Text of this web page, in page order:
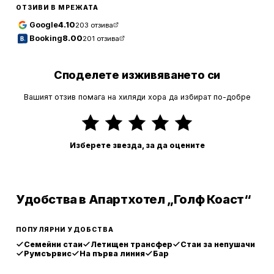
ОТЗИВИ В МРЕЖАТА
Google4.10203 отзива
Booking8.00201 отзива
Споделете изживяването си
Вашият отзив помага на хиляди хора да избират по-добре
Изберете звезда, за да оцените
Удобства в Апартхотел „Голф Коаст“
ПОПУЛЯРНИ УДОБСТВА
Семейни стаи Летищен трансфер
Стаи за непушачи
Румсървис
На първа линия Бар